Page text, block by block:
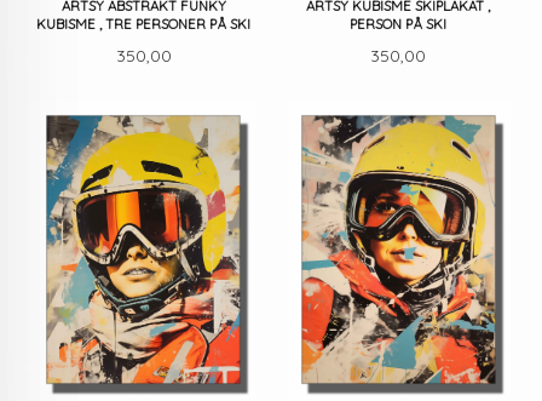
ARTSY ABSTRAKT FUNKY
KUBISME , TRE PERSONER PÅ SKI
Pris
350,00
ARTSY KUBISME SKIPLAKAT ,
PERSON PÅ SKI
Pris
350,00